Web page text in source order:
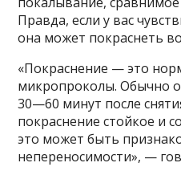
Правда, если у вас
она может покраснеть
«Покраснение — это
микропроколы. Обычно
30—60 минут после
покраснение стойкое и
это может быть
непереносимости», —